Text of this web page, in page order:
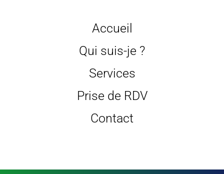
Accueil
Qui suis-je ?
Services
Prise de RDV
Contact